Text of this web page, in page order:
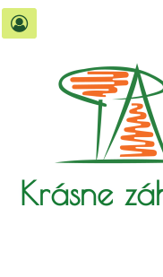
Krásne